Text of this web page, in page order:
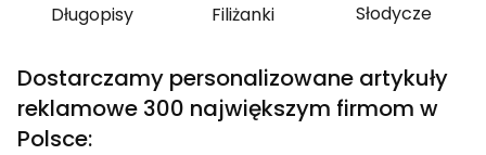
Długopisy Filiżanki Słodycze
Dostarczamy personalizowane artykuły
reklamowe 300 największym firmom w
Polsce: